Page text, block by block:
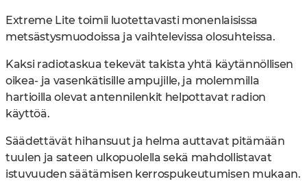
Extreme Lite toimii luotettavasti monenlaisissa
metsästysmuodoissa ja vaihtelevissa olosuhteissa.
Kaksi radiotaskua tekevät takista yhtä käytännöllisen
oikea- ja vasenkätisille ampujille, ja molemmilla
hartioilla olevat antennilenkit helpottavat radion
käyttöä.
Säädettävät hihansuut ja helma auttavat pitämään
tuulen ja sateen ulkopuolella sekä mahdollistavat
istuvuuden säätämisen kerrospukeutumisen mukaan.